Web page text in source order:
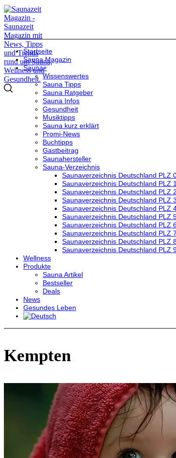
Startseite
Sauna Magazin
Sauna+
Wissenswertes
Sauna Tipps
Sauna Ratgeber
Sauna Infos
Gesundheit
Musiktipps
Sauna kurz erklärt
Promi-News
Buchtipps
Gastbeitrag
Saunahersteller
Sauna-Verzeichnis
Saunaverzeichnis Deutschland PLZ
Saunaverzeichnis Deutschland PLZ 1
Saunaverzeichnis Deutschland PLZ 2
Saunaverzeichnis Deutschland PLZ 3
Saunaverzeichnis Deutschland PLZ
Saunaverzeichnis Deutschland PLZ
Saunaverzeichnis Deutschland PLZ
Saunaverzeichnis Deutschland PLZ 7
Saunaverzeichnis Deutschland PLZ
Saunaverzeichnis Deutschland PLZ
Wellness
Produkte
Sauna Artikel
Bestseller
Deals
News
Gesundes Leben
Kempten